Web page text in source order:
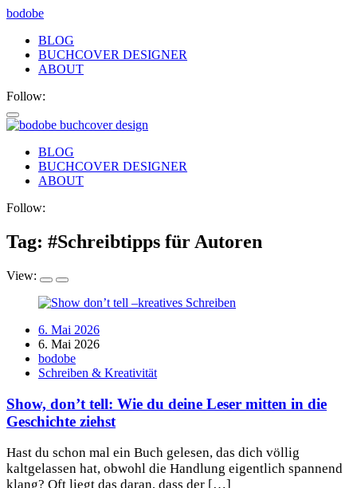
bodobe
BLOG
BUCHCOVER DESIGNER
ABOUT
Follow:
bodobe
Buchcover
BLOG
BUCHCOVER DESIGNER
ABOUT
Follow:
Tag: #Schreibtipps für Autoren
View:
6. Mai 2026
6. Mai 2026
bodobe
Schreiben & Kreativität
Show, don’t tell: Wie du deine Leser mitten in die
Geschichte ziehst
Hast du schon mal ein Buch gelesen, das dich völlig
kaltgelassen hat, obwohl die Handlung eigentlich spannend
klang? Oft liegt das daran, dass der […]